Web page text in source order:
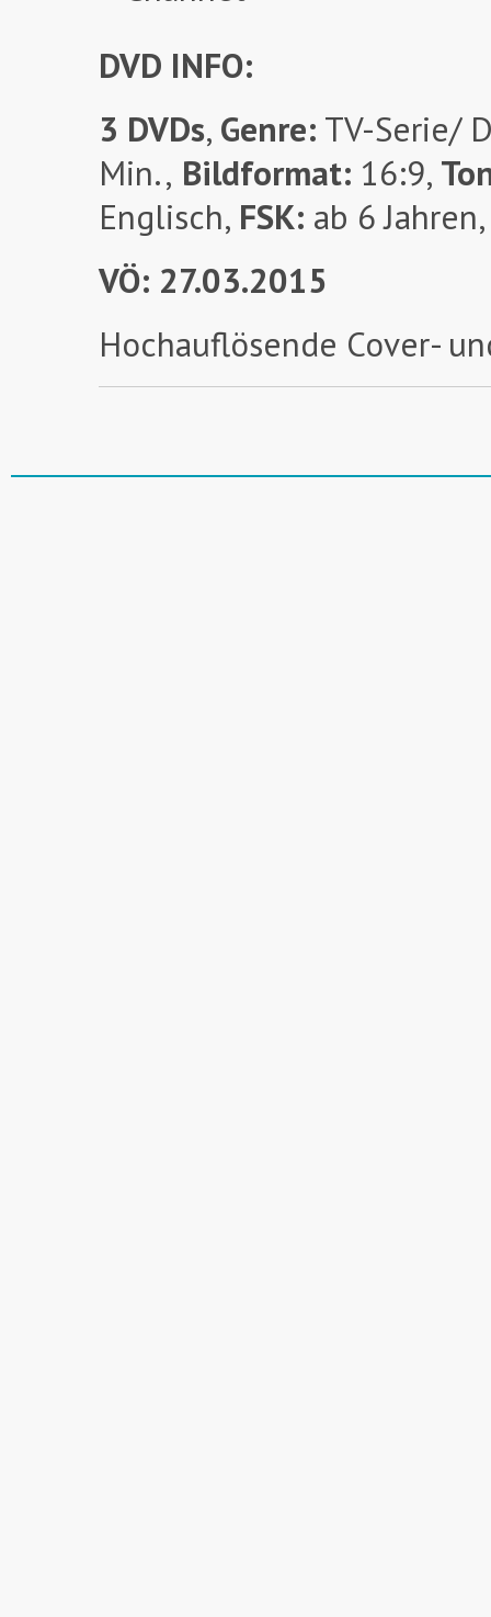
DVD INFO:
3 DVDs, Genre: TV-Serie/
Min., Bildformat: 16:9,
Englisch, FSK: ab 6 Jahren,
VÖ: 27.03.2015
Hochauflösende Cover-